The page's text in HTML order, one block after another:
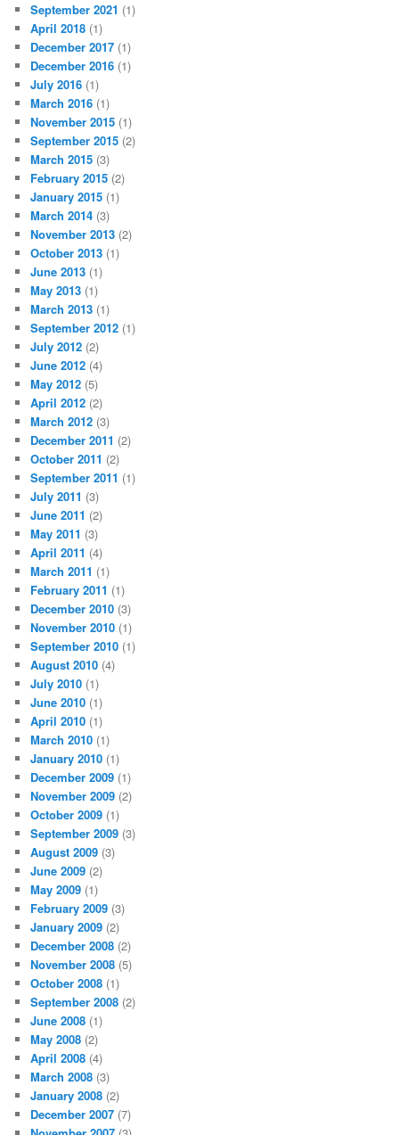
September 2021 (1)
April 2018 (1)
December 2017 (1)
December 2016 (1)
July 2016 (1)
March 2016 (1)
November 2015 (1)
September 2015 (2)
March 2015 (3)
February 2015 (2)
January 2015 (1)
March 2014 (3)
November 2013 (2)
October 2013 (1)
June 2013 (1)
May 2013 (1)
March 2013 (1)
September 2012 (1)
July 2012 (2)
June 2012 (4)
May 2012 (5)
April 2012 (2)
March 2012 (3)
December 2011 (2)
October 2011 (2)
September 2011 (1)
July 2011 (3)
June 2011 (2)
May 2011 (3)
April 2011 (4)
March 2011 (1)
February 2011 (1)
December 2010 (3)
November 2010 (1)
September 2010 (1)
August 2010 (4)
July 2010 (1)
June 2010 (1)
April 2010 (1)
March 2010 (1)
January 2010 (1)
December 2009 (1)
November 2009 (2)
October 2009 (1)
September 2009 (3)
August 2009 (3)
June 2009 (2)
May 2009 (1)
February 2009 (3)
January 2009 (2)
December 2008 (2)
November 2008 (5)
October 2008 (1)
September 2008 (2)
June 2008 (1)
May 2008 (2)
April 2008 (4)
March 2008 (3)
January 2008 (2)
December 2007 (7)